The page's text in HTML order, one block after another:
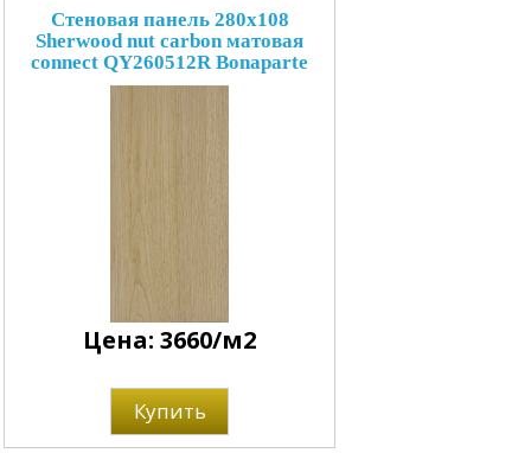
Стеновая панель 280x108
Sherwood nut carbon матовая
connect QY260512R Bonaparte
Цена: 3660/м2
Купить